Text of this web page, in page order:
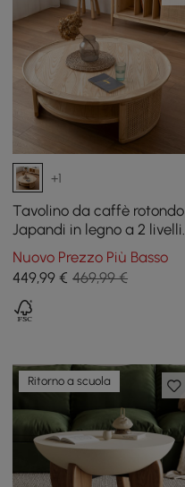
+1
Tavolino da caffè rotondo
Japandi in legno a 2 livelli
con base in rattan
Nuovo Prezzo Più Basso
449,99 € 469,99 €
Ritorno a scuola